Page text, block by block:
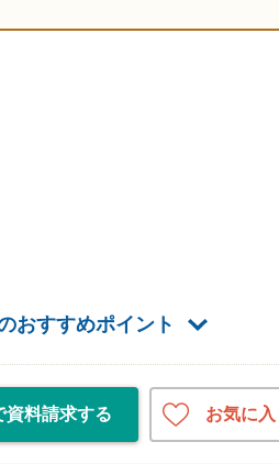
おすすめポイント
資料請求する お気に